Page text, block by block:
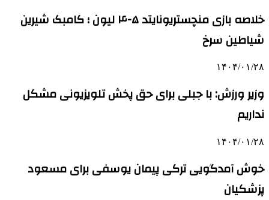
خلاصه بازی منچستریونایتد ۵-۴ لیون ؛ کامبک شیرین
شیاطین سرخ
۱۴۰۴/۰۱/۲۸
وزیر ورزش: با جبلی برای حق پخش تلویزیونی مشکل
نداریم
۱۴۰۴/۰۱/۲۸
خوش آمدگویی ترکی پیمان یوسفی برای مسعود
پزشکیان